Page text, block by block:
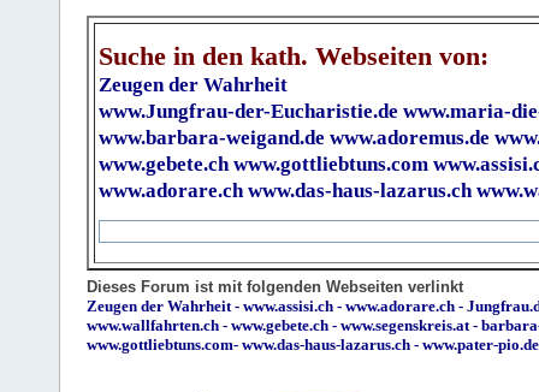
Suche in den kath. Webseiten von:
Zeugen der Wahrheit
www.Jungfrau-der-Eucharistie.de www.maria-
www.barbara-weigand.de www.adoremus.de
www.gebete.ch www.gottliebtuns.com
www.adorare.ch www.das-haus-lazarus.ch
Dieses Forum ist mit folgenden Webseiten verlinkt
Zeugen der Wahrheit - www.assisi.ch - www.adorare.ch -
www.wallfahrten.ch - www.gebete.ch - www.segenskreis.at -
www.gottliebtuns.com- www.das-haus-lazarus.ch - www.pater-pio.de